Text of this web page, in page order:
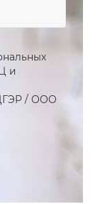
и
/ ООО